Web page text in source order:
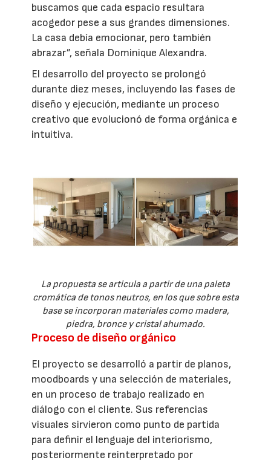
buscamos que cada espacio resultara
acogedor pese a sus grandes dimensiones.
La casa debía emocionar, pero también
abrazar”, señala Dominique Alexandra.
El desarrollo del proyecto se prolongó
durante diez meses, incluyendo las fases de
diseño y ejecución, mediante un proceso
creativo que evolucionó de forma orgánica e
intuitiva.
La propuesta se articula a partir de una paleta
cromática de tonos neutros, en los que sobre esta
base se incorporan materiales como madera,
piedra, bronce y cristal ahumado.
Proceso de diseño orgánico
El proyecto se desarrolló a partir de planos,
moodboards y una selección de materiales,
en un proceso de trabajo realizado en
diálogo con el cliente. Sus referencias
visuales sirvieron como punto de partida
para definir el lenguaje del interiorismo,
posteriormente reinterpretado por